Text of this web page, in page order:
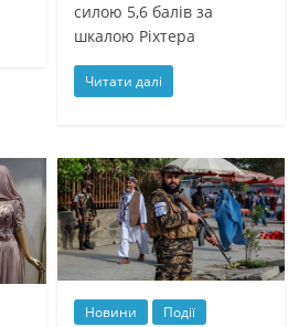
силою 5,6 балів за
шкалою Ріхтера
Читати далі
Новини Події